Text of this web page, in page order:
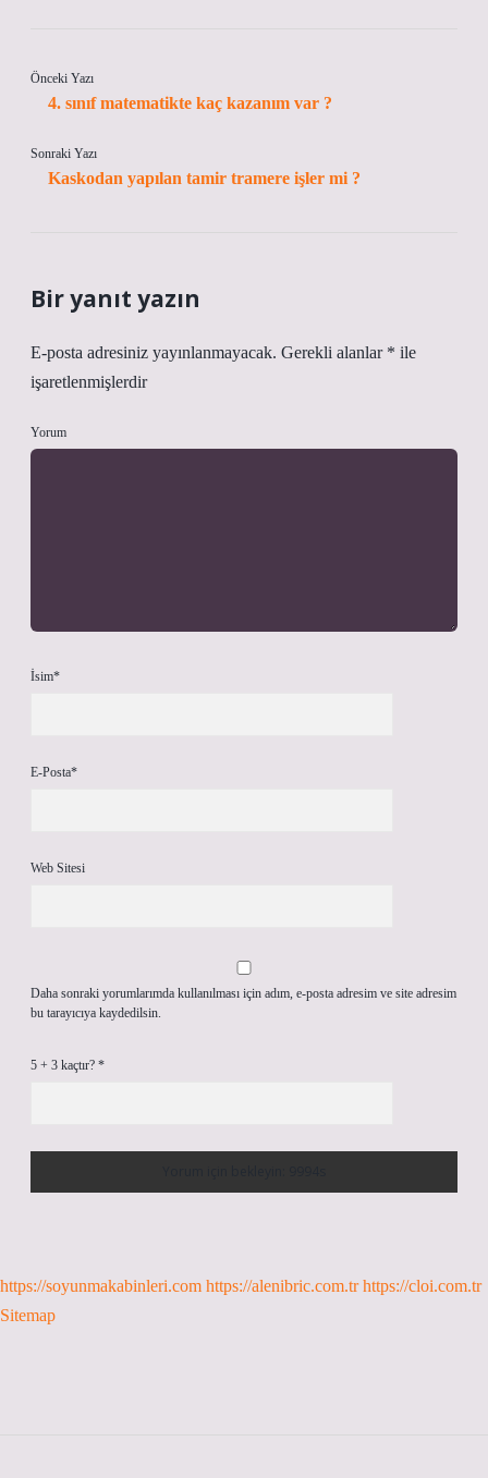
Önceki Yazı
4. sınıf matematikte kaç kazanım var ?
Sonraki Yazı
Kaskodan yapılan tamir tramere işler mi ?
Bir yanıt yazın
E-posta adresiniz yayınlanmayacak. Gerekli alanlar * ile
işaretlenmişlerdir
Yorum
İsim*
E-Posta*
Web Sitesi
Daha sonraki yorumlarımda kullanılması için adım, e-posta adresim ve site adresim
bu tarayıcıya kaydedilsin.
5 + 3 kaçtır? *
https://soyunmakabinleri.com https://alenibric.com.tr https://cloi.com.tr
Sitemap